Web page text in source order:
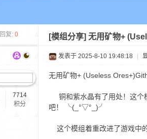
回复: 0 [模组分享] 无用矿物+
7714
积分
发表于 2025-8-10 19:48:18
无用矿物+ (Useless
铜和紫水晶有了用处！这个
吧！ ╰(_°▽°_)╯
这个模组着重改进了游戏中